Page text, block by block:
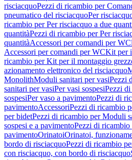
risciacquoPezzi di ricambio per
pneumatico del risciacquoPer
ricambio per Per risciacquo a due
quantitàPezzi di ricambio per Per
quantitàAccessori per comandi per WC
Accessori per comandi per WCKit per
ricambio per Kit per il montaggio
azionamento elettronico del risciacquo
MonolithModuli sanitari per vasiPezzi
sanitari per vasiPer vasi sospesiPezzi
sospesiPer vaso a pavimentoPezzi di
pavimentoAccessoriPezzi di ricambio
per bidetPezzi di ricambio per Moduli
sospesi e a pavimentoPezzi di ricambio
pavimentoOrinatoiOrinatoi,
bordo di risciacquoPezzi di ricambio
con risciacquo, con bordo di risciacquo